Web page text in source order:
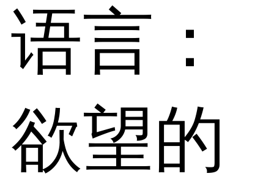
语言：
欲望的